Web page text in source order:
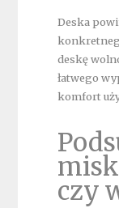
Deska
deskę
łatwego
komfort
czy